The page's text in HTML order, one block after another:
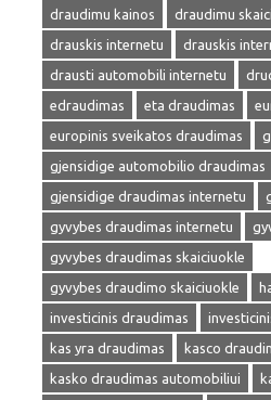
draudimu kainos
draudimu
drauskis internetu
drauskis
drausti automobili internetu
edraudimas
eta draudimas
europinis sveikatos draudimas
gjensidige automobilio draudimas
gjensidige draudimas internetu
gyvybes draudimas internetu
gyvybes draudimas skaiciuokle
gyvybes draudimo skaiciuokle
investicinis draudimas
kas yra draudimas
kasco
kasko draudimas automobiliui